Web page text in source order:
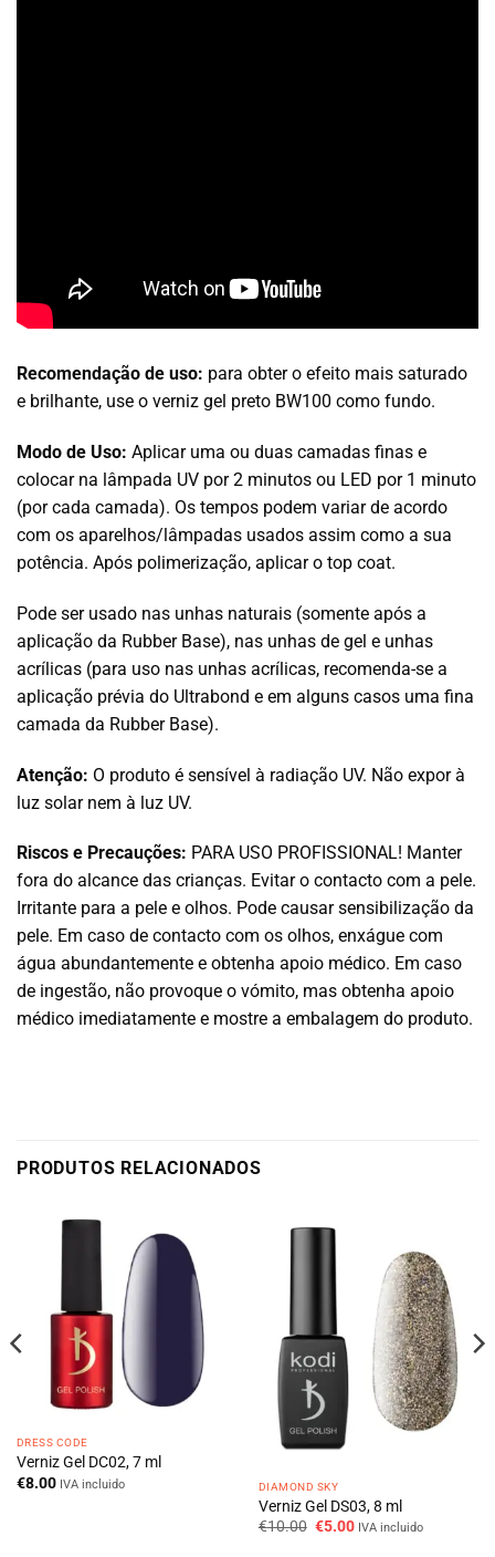
Recomendação de uso: para obter o efeito mais saturado
e brilhante, use o verniz gel preto BW100 como fundo.
Modo de Uso: Aplicar uma ou duas camadas finas e
colocar na lâmpada UV por 2 minutos ou LED por 1 minuto
(por cada camada). Os tempos podem variar de acordo
com os aparelhos/lâmpadas usados assim como a sua
potência. Após polimerização, aplicar o top coat.
Pode ser usado nas unhas naturais (somente após a
aplicação da Rubber Base), nas unhas de gel e unhas
acrílicas (para uso nas unhas acrílicas, recomenda-se a
aplicação prévia do Ultrabond e em alguns casos uma fina
camada da Rubber Base).
Atenção: O produto é sensível à radiação UV. Não expor à
luz solar nem à luz UV.
Riscos e Precauções: PARA USO PROFISSIONAL! Manter
fora do alcance das crianças. Evitar o contacto com a pele.
Irritante para a pele e olhos. Pode causar sensibilização da
pele. Em caso de contacto com os olhos, enxágue com
água abundantemente e obtenha apoio médico. Em caso
de ingestão, não provoque o vómito, mas obtenha apoio
médico imediatamente e mostre a embalagem do produto.
PRODUTOS RELACIONADOS
DRESS CODE
Verniz Gel DC02, 7 ml
€8.00 IVA incluido DIAMOND SKY
Verniz Gel DS03, 8 ml
€10.00 O
€5.00OIVA incluido